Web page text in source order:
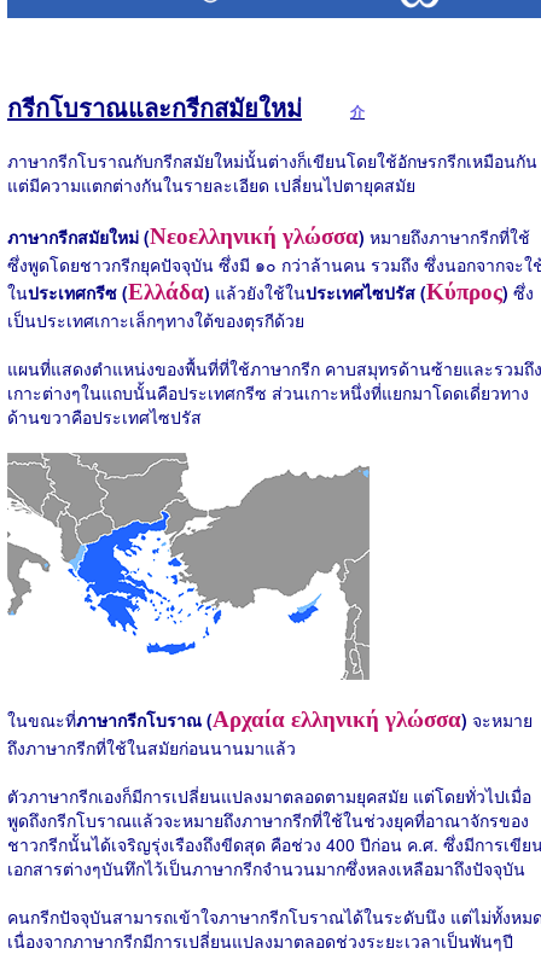
กรีกโบราณและกรีกสมัยใหม่ 介
ภาษากรีกโบราณกับกรีกสมัยใหม่นั้นต่างก็เขียนโดยใช้อักษรกรีกเหมือนกัน
แต่มีความแตกต่างกันในรายละเอียด เปลี่ยนไปตายุคสมัย
ภาษากรีกสมัยใหม่ (Νεοελληνική γλώσσα) หมายถึงภาษากรีกที่ใช้
ซึ่งพูดโดยชาวกรีกยุคปัจจุบัน ซึ่งมี ๑๐ กว่าล้านคน รวมถึง ซึ่งนอกจากจะใ
ในประเทศกรีซ (Ελλάδα) แล้วยังใช้ในประเทศไซปรัส (Κύπρος) ซึ่ง
เป็นประเทศเกาะเล็กๆทางใต้ของตุรกีด้วย
แผนที่แสดงตำแหน่งของพื้นที่ที่ใช้ภาษากรีก คาบสมุทรด้านซ้ายและรวมถึง
เกาะต่างๆในแถบนั้นคือประเทศกรีซ ส่วนเกาะหนึ่งที่แยกมาโดดเดี่ยวทาง
ด้านขวาคือประเทศไซปรัส
ในขณะที่ภาษากรีกโบราณ (Αρχαία ελληνική γλώσσα) จะหมาย
ถึงภาษากรีกที่ใช้ในสมัยก่อนนานมาแล้ว
ตัวภาษากรีกเองก็มีการเปลี่ยนแปลงมาตลอดตามยุคสมัย แต่โดยทั่วไปเมื่อ
พูดถึงกรีกโบราณแล้วจะหมายถึงภาษากรีกที่ใช้ในช่วงยุคที่อาณาจักรของ
ชาวกรีกนั้นได้เจริญรุ่งเรืองถึงขีดสุด คือช่วง 400 ปีก่อน ค.ศ. ซึ่งมีการเขีย
เอกสารต่างๆบันทึกไว้เป็นภาษากรีกจำนวนมากซึ่งหลงเหลือมาถึงปัจจุบัน
คนกรีกปัจจุบันสามารถเข้าใจภาษากรีกโบราณได้ในระดับนึง แต่ไม่ทั้งหม
เนื่องจากภาษากรีกมีการเปลี่ยนแปลงมาตลอดช่วงระยะเวลาเป็นพันๆปี